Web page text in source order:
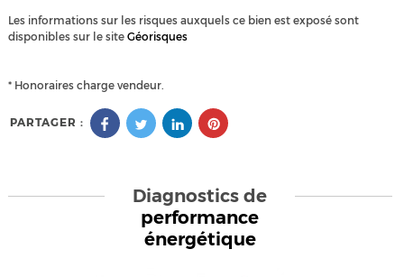
Les informations sur les risques auxquels ce bien est exposé sont
disponibles sur le site Géorisques
* Honoraires charge vendeur.
PARTAGER :
Diagnostics de
performance
énergétique